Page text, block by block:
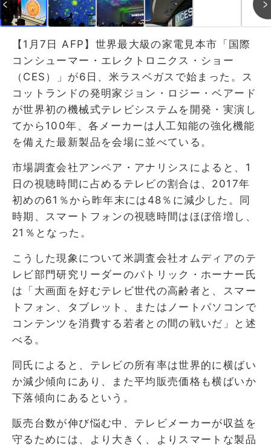
【1月7日 AFP】世界最大級の家電見本市「国際
コンシューマー・エレクトロニクス・ショー
（CES）」が6日、米ラスベガスで始まった。ス
コットランドの発明家ジョン・ロジー・ベアード
が世界初の機械式テレビシステムを開発・実演し
てから100年、各メーカーは人工知能の強化機能
を備えた最新製品を会場に並べている。
市場調査会社アンペア・アナリシスによると、1
日の視聴時間に占めるテレビの割合は、2017年
初めの61％から昨年末には48％に減少した。同
時期、スマートフォンの視聴時間はほぼ倍増し、
21％となった。
こうした現象について米調査会社オムディアのテ
レビ部門研究リーダーのパトリック・ホーナー氏
は「大画面を好むテレビ世代の高齢者と、スマー
トフォン、タブレット、またはノートパソコンで
コンテンツを消費する若者との間の戦いだ」と述
べる。
同氏によると、テレビの所有率は世界的に横ばい
か減少傾向にあり、また平均販売価格も横ばいか
下落傾向にあるという。
販売台数が伸び悩む中、テレビメーカーが収益を
守るためには、より大きく、よりスマートな製品